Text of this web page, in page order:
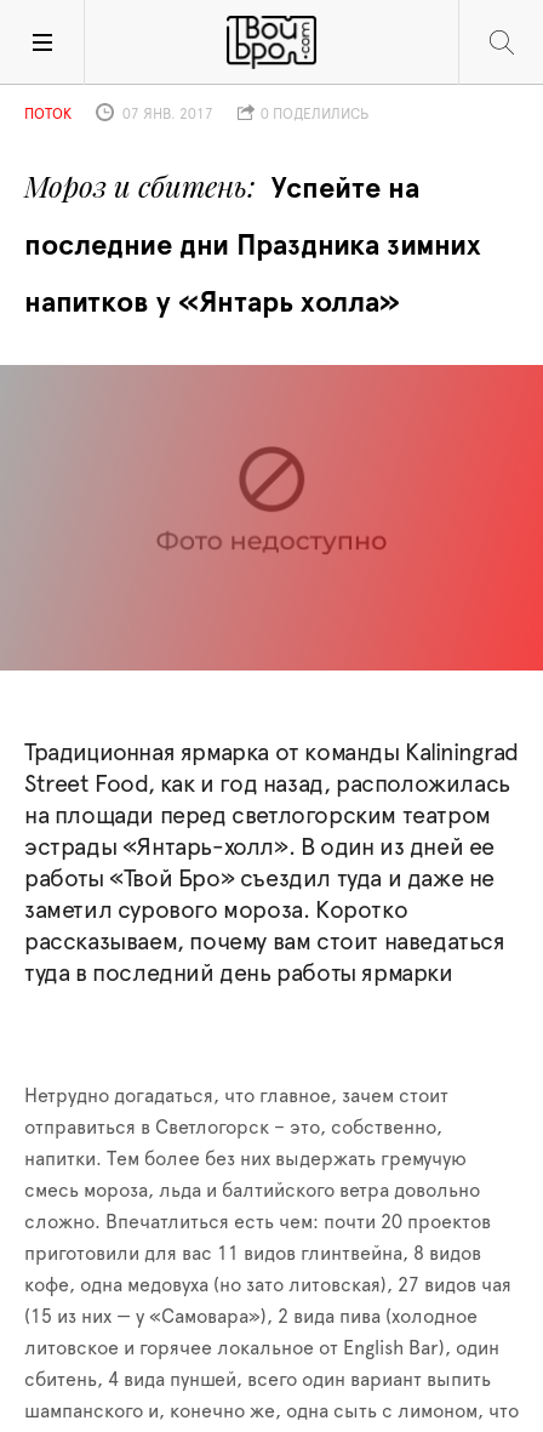
Мороз и сбитень
Успейте на
последние дни Праздника зимних
напитков у «Янтарь холла»
ПОТОК 07 ЯНВ. 2017 0 ПОДЕЛИЛИСЬ
Традиционная ярмарка от команды Kaliningrad
Street Food, как и год назад, расположилась
на площади перед светлогорским театром
эстрады «Янтарь-холл». В один из дней ее
работы «Твой Бро» съездил туда и даже не
заметил сурового мороза. Коротко
рассказываем, почему вам стоит наведаться
туда в последний день работы ярмарки
Нетрудно догадаться, что главное, зачем стоит
отправиться в Светлогорск – это, собственно,
напитки. Тем более без них выдержать гремучую
смесь мороза, льда и балтийского ветра довольно
сложно. Впечатлиться есть чем: почти 20 проектов
приготовили для вас 11 видов глинтвейна, 8 видов
кофе, одна медовуха (но зато литовская), 27 видов чая
(15 из них — у «Самовара»), 2 вида пива (холодное
литовское и горячее локальное от English Bar), один
сбитень, 4 вида пуншей, всего один вариант выпить
шампанского и, конечно же, одна сыть с лимоном, что